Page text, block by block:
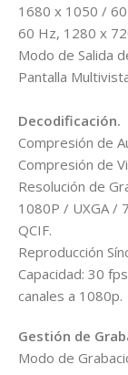
1680 x 1050 /
60 Hz, 1280 x
Modo de Salida
Pantalla
Decodificación.
Compresión de
Compresión de
Resolución de
1080P / UXGA /
QCIF.
Reproducción
Capacidad: 30
canales a 1080p.
Gestión de
Modo de